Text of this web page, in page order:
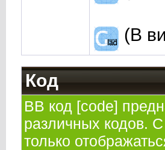
(В
Код
BB код [code]
различных кодов.
только